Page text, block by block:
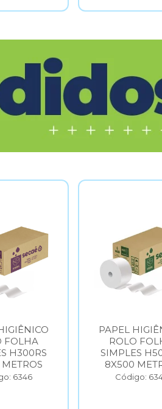
FOLHA
H300RS
6346
PAPEL
ROLO
SIMPLES
8X500
Código: